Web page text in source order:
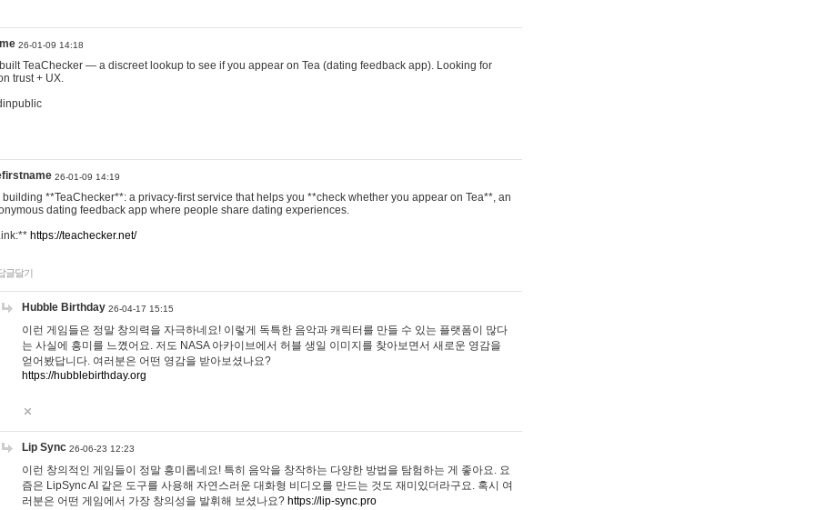
26-01-09 14:18
TeaChecker — a discreet lookup to see if you appear on Tea (dating feedback app). Looking for
trust + UX.
26-01-09 14:19
building **TeaChecker**: a privacy-first service that helps you **check whether you appear on Tea**, an
dating feedback app where people share dating experiences.
https://teachecker.net/
글달기
Hubble Birthday 26-04-17 15:15
이런 게임들은 정말 창의력을 자극하네요! 이렇게 독특한 음악과 캐릭터를 만들 수 있는 플랫폼이 많다
는 사실에 흥미를 느꼈어요. 저도 NASA 아카이브에서 허블 생일 이미지를 찾아보면서 새로운 영감을
얻어봤답니다. 여러분은 어떤 영감을 받아보셨나요?
https://hubblebirthday.org
Lip Sync 26-06-23 12:23
이런 창의적인 게임들이 정말 흥미롭네요! 특히 음악을 창작하는 다양한 방법을 탐험하는 게 좋아요. 요
즘은 LipSync AI 같은 도구를 사용해 자연스러운 대화형 비디오를 만드는 것도 재미있더라구요. 혹시 여
러분은 어떤 게임에서 가장 창의성을 발휘해 보셨나요? https://lip-sync.pro